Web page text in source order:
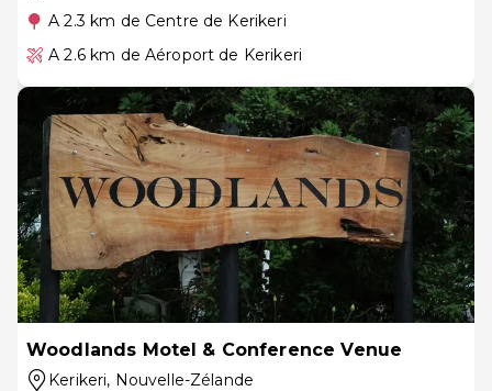
A 2.3 km de Centre de Kerikeri
A 2.6 km de Aéroport de Kerikeri
Woodlands Motel & Conference Venue
Kerikeri, Nouvelle-Zélande